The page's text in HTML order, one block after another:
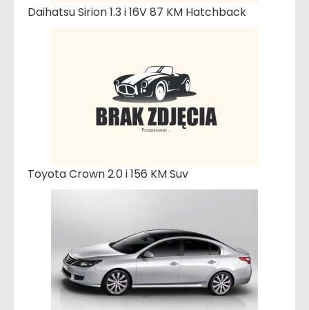
Daihatsu Sirion 1.3 i 16V 87 KM Hatchback
Toyota Crown 2.0 i 156 KM Suv